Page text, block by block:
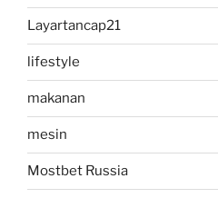
Layartancap21
lifestyle
makanan
mesin
Mostbet Russia